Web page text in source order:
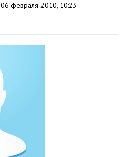
06 февраля 2010, 10:23